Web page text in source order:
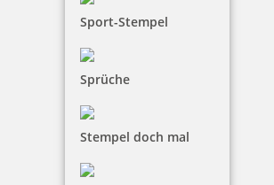
Sport-Stempel
Sprüche
Stempel doch mal